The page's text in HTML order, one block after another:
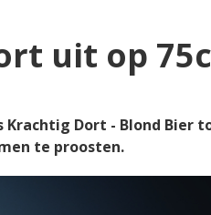
uit op
Dort - Blond Bier
te proosten.